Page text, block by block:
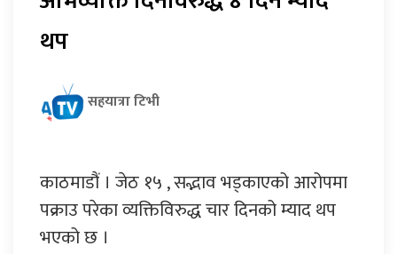
थप
सहयात्रा टिभी
काठमाडौं । जेठ १५ , सद्भाव भड्काएको आरोपमा
पक्राउ परेका व्यक्तिविरुद्ध चार दिनको म्याद थप
भएको छ ।